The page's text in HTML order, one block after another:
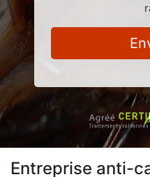
Entreprise anti-